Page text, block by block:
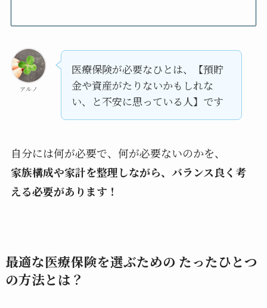
アルノ
医療保険が必要なひとは、【預貯
金や資産がたりないかもしれな
い、と不安に思っている人】です
自分には何が必要で、何が必要ないのかを、
家族構成や家計を整理しながら、バランス良く考
える必要があります！
最適な医療保険を選ぶための たったひとつ
の方法とは？